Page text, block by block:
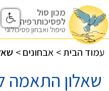
מכון סול
לפסיכותרפיה
טיפול ואבחון פסיכולוגי
> אבחונים > עמוד הבית
שאלון התאמה